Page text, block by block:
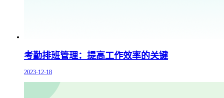
考勤排班管理：提高工作效率的关键
2023-12-18